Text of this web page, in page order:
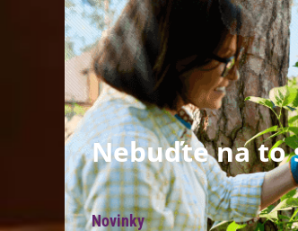
Nebuďte na to
Novinky